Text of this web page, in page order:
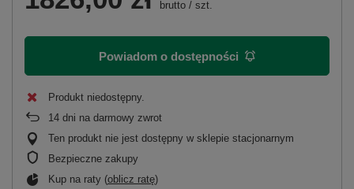
brutto / szt.
Powiadom o dostępności
Produkt niedostępny
14 dni na darmowy zwrot
Ten produkt nie jest dostępny w sklepie stacjonarnym
Bezpieczne zakupy
Kup na raty (oblicz ratę)